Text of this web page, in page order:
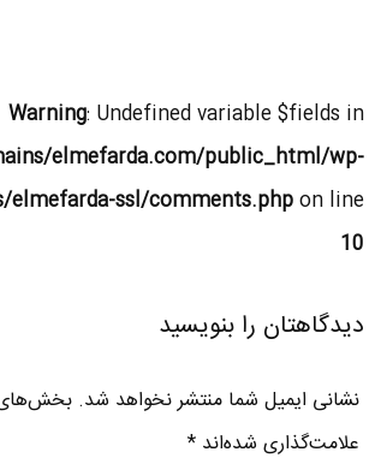
Warning: Undefined variable $fields in
elmefarda.com/public_html/wp-
ssl/comments.phpon line
10
دیدگاهتان را بنویسید
نشانی ایمیل شما منتشر نخواهد شد. بخش‌های
علامت‌گذاری شده‌اند*